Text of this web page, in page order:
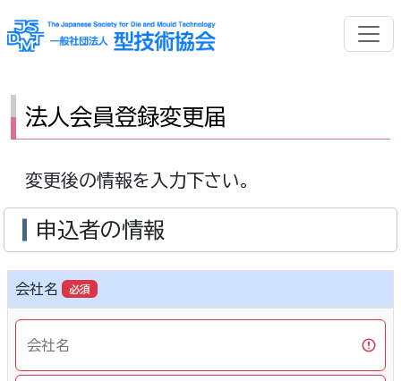
法人会員登録変更届
変更後の情報を入力下さい。
申込者の情報
会社名 必須
会社名